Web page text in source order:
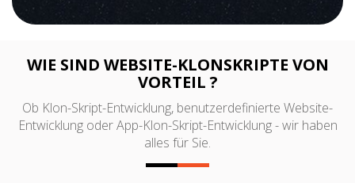
WIE SIND WEBSITE-KLONSKRIPTE VON
VORTEIL ?
Ob Klon-Skript-Entwicklung, benutzerdefinierte Website-
Entwicklung oder App-Klon-Skript-Entwicklung - wir haben
alles für Sie.